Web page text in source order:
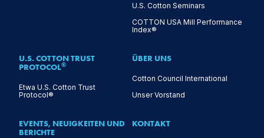
U.S. Cotton Seminars
COTTON USA Mill Performance
Index®
U.S. COTTON TRUST
PROTOCOL®
Etwa U.S. Cotton Trust
Protocol®
ÜBER UNS
Cotton Council International
Unser Vorstand
EVENTS, NEUIGKEITEN UND
BERICHTE
KONTAKT